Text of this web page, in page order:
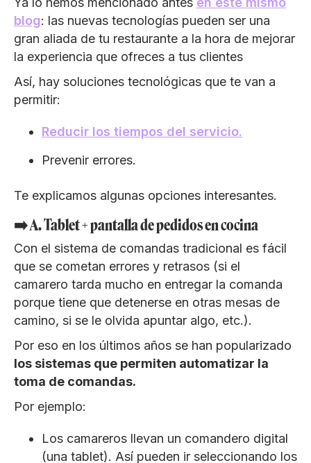
blog: las nuevas tecnologías pueden ser una
gran aliada de tu restaurante a la hora de mejorar
la experiencia que ofreces a tus clientes
Así, hay soluciones tecnológicas que te van a
permitir:
Reducir los tiempos del servicio.
Prevenir errores.
Te explicamos algunas opciones interesantes.
➡️ A. Tablet + pantalla de pedidos en cocina
Con el sistema de comandas tradicional es fácil
que se cometan errores y retrasos (si el
camarero tarda mucho en entregar la comanda
porque tiene que detenerse en otras mesas de
camino, si se le olvida apuntar algo, etc.).
Por eso en los últimos años se han popularizado
los sistemas que permiten automatizar la
toma de comandas.
Por ejemplo:
Los camareros llevan un comandero digital
(una tablet). Así pueden ir seleccionando los